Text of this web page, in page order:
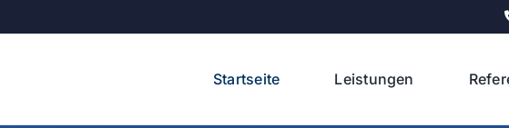
Startseite Leistungen